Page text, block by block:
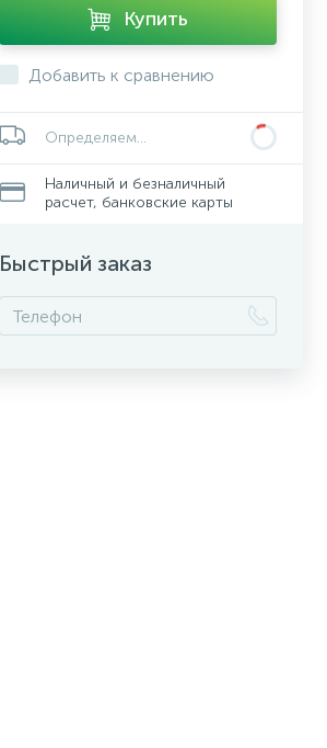
Купить
Добавить к сравнению
Определяем...
Наличный и безналичный
расчет, банковские карты
Быстрый заказ